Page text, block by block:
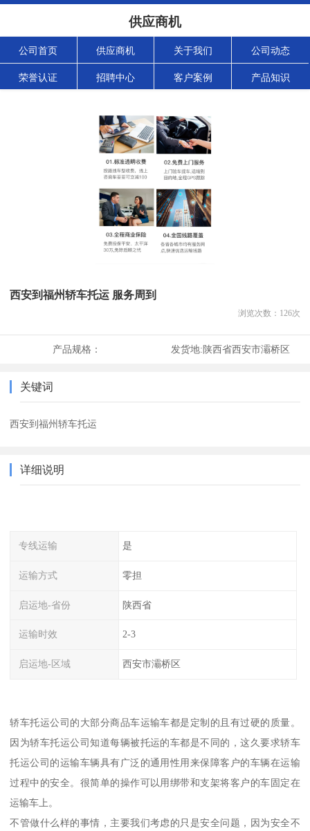
供应商机
公司首页 供应商机 关于我们 公司动态
荣誉认证 招聘中心 客户案例 产品知识
西安到福州轿车托运 服务周到
浏览次数： 126次
产品规格： 发货地:陕西省西安市灞桥区
关键词
西安到福州轿车托运
详细说明
专线运输 是
运输方式 零担
启运地-省份 陕西省
运输时效 2-3
启运地-区域 西安市灞桥区
轿车托运公司的大部分商品车运输车都是定制的且有过硬的质量。
因为轿车托运公司知道每辆被托运的车都是不同的，这久要求轿车
托运公司的运输车辆具有广泛的通用性用来保障客户的车辆在运输
过程中的安全。很简单的操作可以用绑带和支架将客户的车固定在
运输车上。
不管做什么样的事情，主要我们考虑的只是安全问题，因为安全不